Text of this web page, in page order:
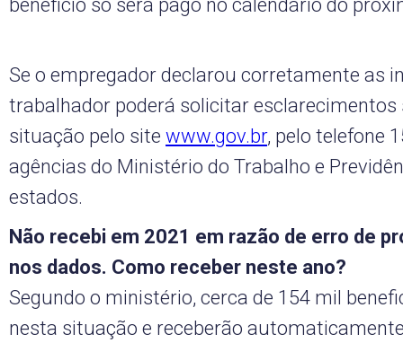
benefício só será pago no calendário do
Se o empregador declarou corretamente as
trabalhador poderá solicitar esclarecimentos
situação pelo site www.gov.br, pelo telefone
agências do Ministério do Trabalho e
estados.
Não recebi em 2021 em razão de erro de
nos dados. Como receber neste ano?
Segundo o ministério, cerca de 154 mil
nesta situação e receberão